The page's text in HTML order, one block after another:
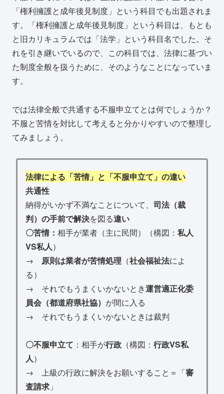
「権利擁護と成年後見制度」という科目でも出題されま
す。「権利擁護と成年後見制度」という科目は、もとも
と旧カリキュラムでは「法学」という科目名でした。そ
れを引き継いでいるので、この科目では、法律に基づい
た制度全般を扱うために、そのようなことになっていま
す。
では法律全般で共通する不服申立てとは何でしょうか？
不服と苦情を対比して考えると分かりやすいので整理し
てみましょう。
法律による「苦情」と「不服申立て」の違い
共通性
納得がいかず不満なことについて、 司法（裁
判）の手前で解決を図る違い
〇苦情： 相手が業者（主に民間）（構図： 私人
VS私人）
→ 原則は業者が苦情処理 （社会福祉法によ
る）
→ それでもうまくいかないとき運営適正化委
員会（都道府県社協） が間に入る
→ それでもうまくいかないときは裁判
〇不服申立て ：相手が行政 （構図： 行政VS私
人）
→ 上級の行政に解決をお願いすること＝「審
査請求 」